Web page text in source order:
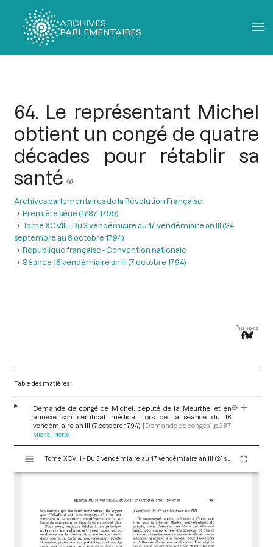
ARCHIVES
PARLEMENTAIRES
64. Le représentant Michel
obtient un congé de quatre
décades pour rétablir sa
santé
Archives parlementaires de la Révolution Française
Première série (1787-1799)
Tome XCVIII - Du 3 vendémiaire au 17 vendémiaire an III (24
septembre au 8 octobre 1794)
République française - Convention nationale
Séance 16 vendémiaire an III (7 octobre 1794)
Partager
Table des matières
Demande de congé de Michel, député de la Meurthe, et en
annexe son certificat médical, lors de la séance du 16
vendémiaire an III (7 octobre 1794) [Demande de congés] p.387
Michel Pierre
s